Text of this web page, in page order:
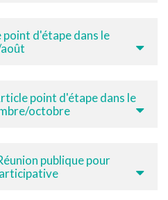
d'étape dans le
point d'étape dans le
octobre
publique pour